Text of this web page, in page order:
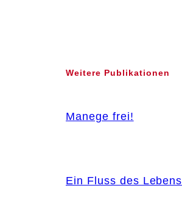
Weitere Publikationen
Manege frei!
Ein Fluss des Lebens